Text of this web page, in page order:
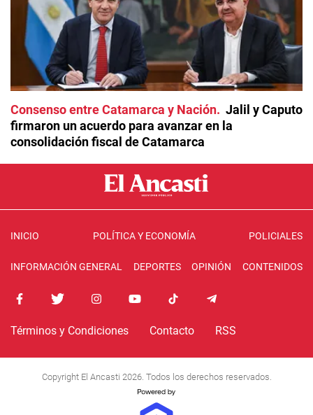
Consenso entre Catamarca y Nación
Jalil y Caputo
firmaron un acuerdo para avanzar en la
consolidación fiscal de Catamarca
INICIO POLÍTICA Y ECONOMÍA POLICIALES
INFORMACIÓN GENERAL DEPORTES OPINIÓN CONTENIDOS
Términos y Condiciones Contacto RSS
Copyright El Ancasti 2026. Todos los derechos reservados.